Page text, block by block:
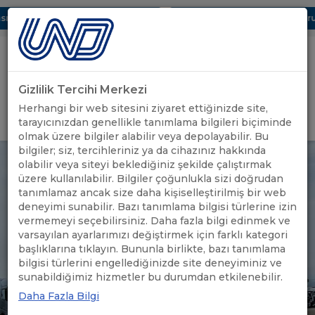
Dijital UBAK Bölümü Hakkında UND, Yunanistan Vize
Uluslararası Nakliyeciler Derneği
GİRİŞ YAP
Gizlilik Tercihi Merkezi
Herhangi bir web sitesini ziyaret ettiğinizde site,
tarayıcınızdan genellikle tanımlama bilgileri biçiminde
olmak üzere bilgiler alabilir veya depolayabilir. Bu
bilgiler; siz, tercihleriniz ya da cihazınız hakkında
olabilir veya siteyi beklediğiniz şekilde çalıştırmak
üzere kullanılabilir. Bilgiler çoğunlukla sizi doğrudan
tanımlamaz ancak size daha kişiselleştirilmiş bir web
deneyimi sunabilir. Bazı tanımlama bilgisi türlerine izin
vermemeyi seçebilirsiniz. Daha fazla bilgi edinmek ve
varsayılan ayarlarımızı değiştirmek için farklı kategori
başlıklarına tıklayın. Bununla birlikte, bazı tanımlama
bilgisi türlerini engellediğinizde site deneyiminiz ve
sunabildiğimiz hizmetler bu durumdan etkilenebilir.
Daha Fazla Bilgi